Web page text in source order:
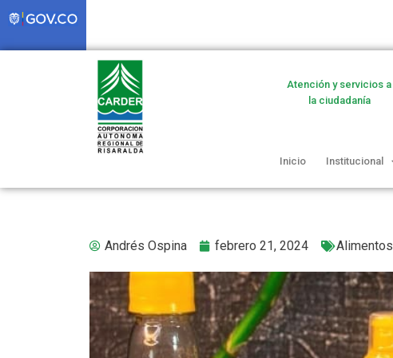
Atención y servicios a
la ciudadanía
Inicio Institucional
Andrés Ospina febrero 21, 2024 Alimentos